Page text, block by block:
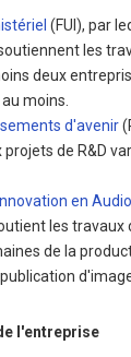
(FUI), par
les
deux
moins.
d'avenir
de R&D
en
les travaux
de la
l'entreprise